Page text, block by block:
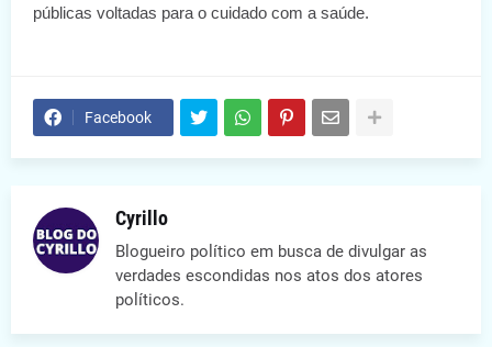
públicas voltadas para o cuidado com a saúde.
Facebook
Cyrillo
Blogueiro político em busca de divulgar as
verdades escondidas nos atos dos atores
políticos.